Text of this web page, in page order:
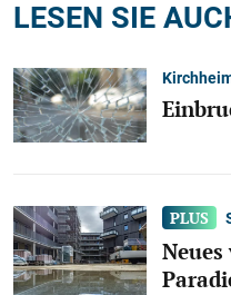
LESEN SIE